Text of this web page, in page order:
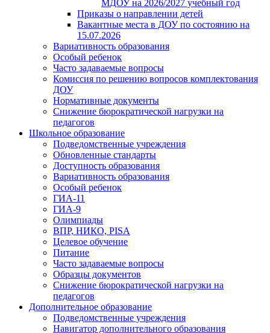
МДОУ на 2026/2027 учебный год
Приказы о направлении детей
Вакантные места в ДОУ по состоянию на
15.07.2026
Вариативность образования
Особый ребенок
Часто задаваемые вопросы
Комиссия по решению вопросов комплектования
ДОУ
Нормативные документы
Снижение бюрократической нагрузки на
педагогов
Школьное образование
Подведомственные учреждения
Обновленные стандарты
Доступность образования
Вариативность образования
Особый ребенок
ГИА-11
ГИА-9
Олимпиады
ВПР, НИКО, PISA
Целевое обучение
Питание
Часто задаваемые вопросы
Образцы документов
Снижение бюрократической нагрузки на
педагогов
Дополнительное образование
Подведомственные учреждения
Навигатор дополнительного образования